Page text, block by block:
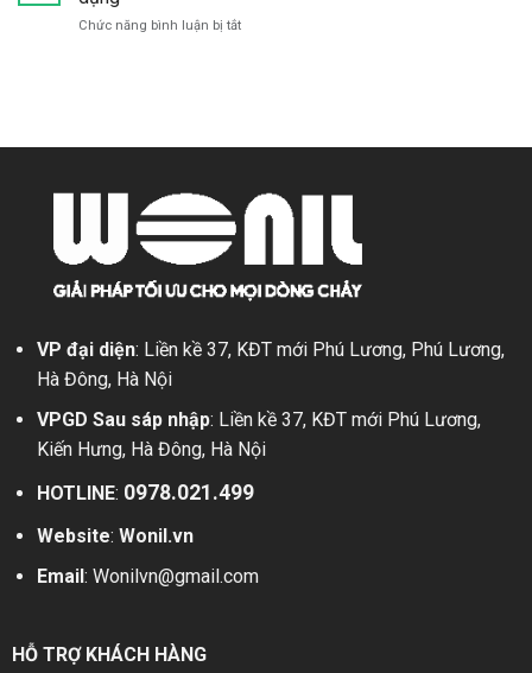
dụng
tay
Chức năng bình luận bị tắtở
Ưu
loại,
VP đại diện: Liền kề 37, KĐT mới Phú Lương, Phú Lương,
Hà Đông, Hà Nội
VPGD Sau sáp nhập: Liền kề 37, KĐT mới Phú Lương,
Kiến Hưng, Hà Đông, Hà Nội
HOTLINE: 0978.021.499
Website: Wonil.vn
Email : Wonilvn@gmail.com
HỖ TRỢ KHÁCH HÀNG